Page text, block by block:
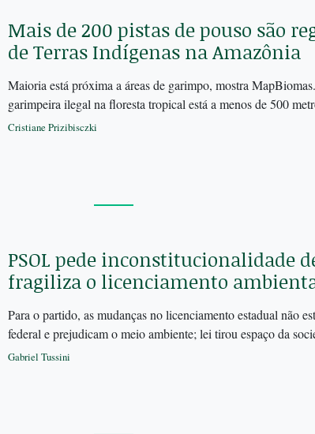
Mais de 200 pistas de pouso são
de Terras Indígenas na Amazônia
Maioria está próxima a áreas de garimpo, mostra
garimpeira ilegal na floresta tropical está a menos de 500
Cristiane Prizibisczki
PSOL pede inconstitucionalidade
fragiliza o licenciamento
Para o partido, as mudanças no licenciamento estadual não
federal e prejudicam o meio ambiente; lei tirou espaço da
Gabriel Tussini